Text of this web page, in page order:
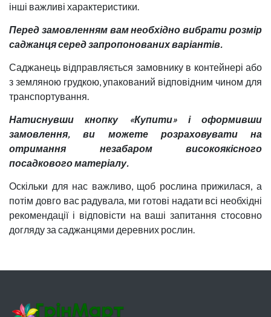
інші важливі характеристики.
Перед замовленням вам необхідно вибрати розмір
саджанця серед запропонованих варіантів.
Саджанець відправляється замовнику в контейнері або
з земляною грудкою, упакований відповідним чином для
транспортування.
Натиснувши кнопку «Купити» і оформивши
замовлення, ви можете розраховувати на
отримання незабаром високоякісного
посадкового матеріалу.
Оскільки для нас важливо, щоб рослина прижилася, а
потім довго вас радувала, ми готові надати всі необхідні
рекомендації і відповісти на ваші запитання стосовно
догляду за саджанцями деревних рослин.